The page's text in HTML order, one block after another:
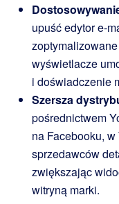
upuść edytor e-
wyświetlacze
i doświadczenie
Szersza
pośrednictwem
na Facebooku,
sprzedawców
zwiększając
witryną marki.